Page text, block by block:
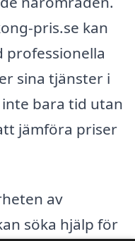
pris.se kan
professionella
sina tjänster i
bara tid utan
jämföra priser
av
söka hjälp för